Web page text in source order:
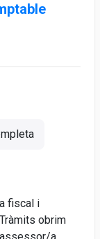
fiscal i
obrim